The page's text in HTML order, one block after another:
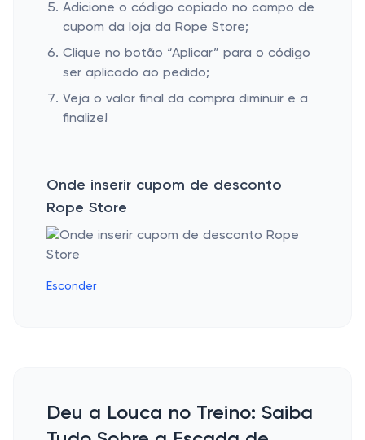
Adicione o código copiado no campo de
cupom da loja da Rope Store;
Clique no botão “Aplicar” para o código
ser aplicado ao pedido;
Veja o valor final da compra diminuir e a
finalize!
Onde inserir cupom de desconto
Rope Store
Esconder
Deu a Louca no Treino: Saiba